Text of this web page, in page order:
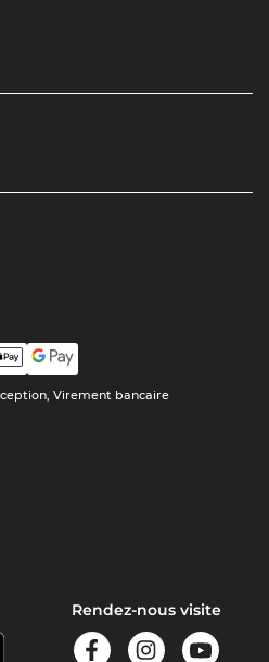
Virement bancaire
Rendez-nous visite